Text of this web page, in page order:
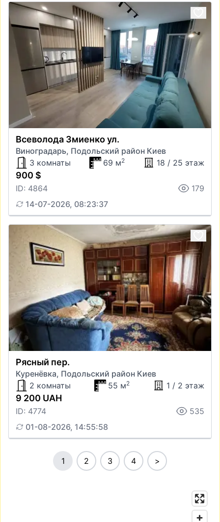
Всеволода Змиенко ул.
Виноградарь, Подольский район Киев
3 комнаты
69 м2 18 / 25 этаж
900 $
ID: 4864
179
14-07-2026, 08:23:37
Рясный пер.
Куренёвка, Подольский район Киев
2 комнаты
55 м2 1 / 2 этаж
9 200 UAH
ID: 4774
535
01-08-2026, 14:55:58
1 2 3 4 >